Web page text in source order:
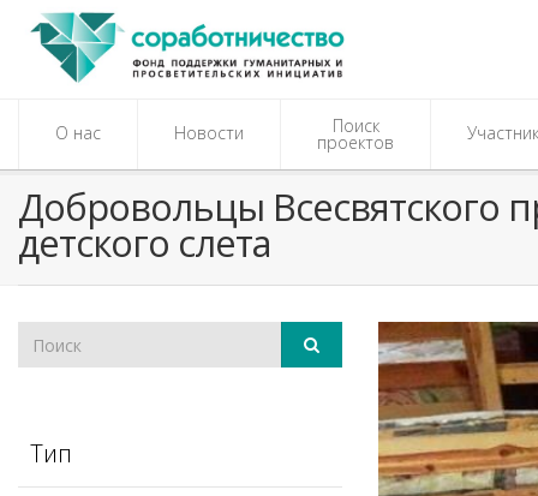
О нас Новости Поиск
проектов
Добровольцы Всесвятского
детского слета
Тип